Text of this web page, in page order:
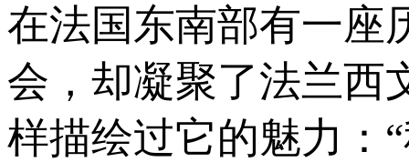
在法国东南部有一座
会，却凝聚了法兰西
样描绘过它的魅力：